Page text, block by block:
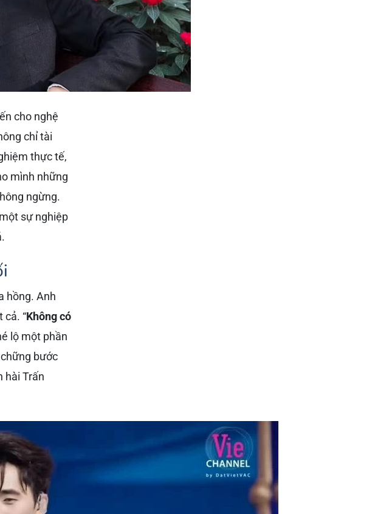
cho nghệ
chỉ tài
thực tế,
mình những
ngừng.
sự nghiệp
hồng. Anh
cả. “Không có
lộ một phần
bước
hài Trấn